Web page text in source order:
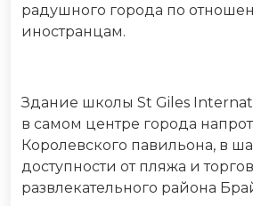
радушного города по
иностранцам.
Здание школы St Giles
в самом центре города
Королевского павильона, в
доступности от пляжа и
развлекательного района